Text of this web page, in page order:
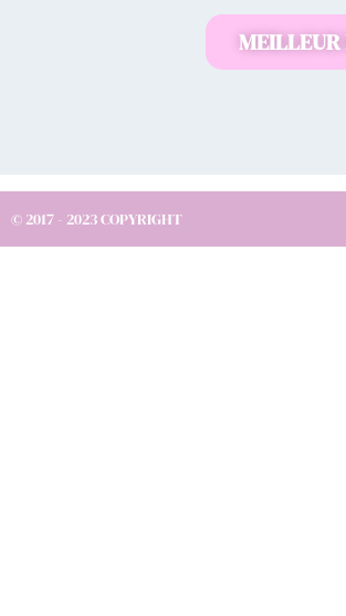
MEILLEUR
© 2017 - 2023 COPYRIGHT